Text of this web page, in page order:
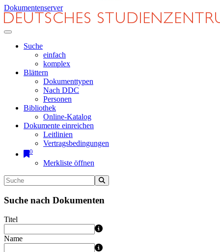
Dokumentenserver
Suche
einfach
komplex
Blättern
Dokumenttypen
Nach DDC
Personen
Bibliothek
Online-Katalog
Dokumente einreichen
Leitlinien
Vertragsbedingungen
0
Merkliste öffnen
Suche nach Dokumenten
Titel
Name